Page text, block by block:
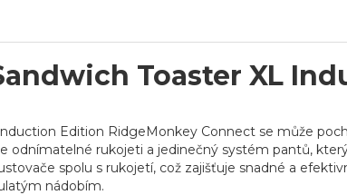
Toaster XL
Edition RidgeMonkey Connect se může
odnímatelné rukojeti a jedinečný systém pantů,
spolu s rukojetí, což zajišťuje snadné a
nádobím.